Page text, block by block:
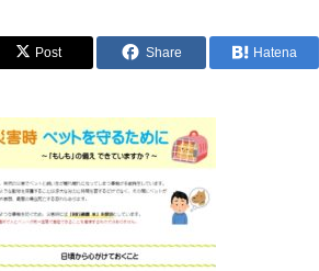
Post Share Hatena